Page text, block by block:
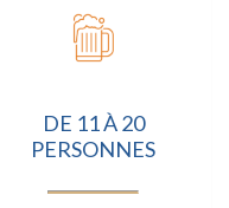
DE 11 À 20
PERSONNES